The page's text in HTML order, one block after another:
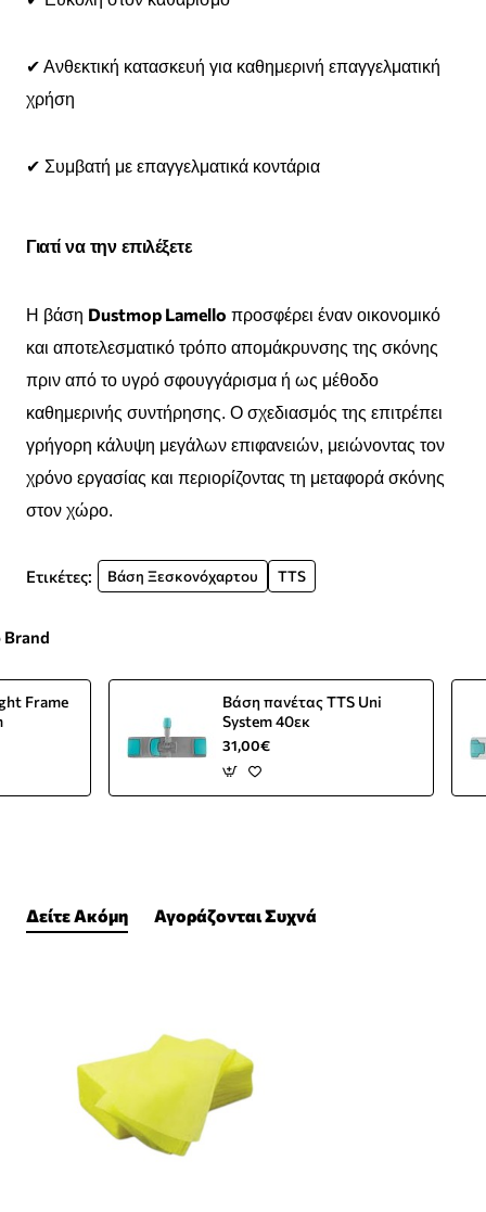
✔ Ανθεκτική κατασκευή για καθημερινή επαγγελματική
χρήση
✔ Συμβατή με επαγγελματικά κοντάρια
Γιατί να την επιλέξετε
Η βάση Dustmop Lamello προσφέρει έναν οικονομικό
και αποτελεσματικό τρόπο απομάκρυνσης της σκόνης
πριν από το υγρό σφουγγάρισμα ή ως μέθοδο
καθημερινής συντήρησης. Ο σχεδιασμός της επιτρέπει
γρήγορη κάλυψη μεγάλων επιφανειών, μειώνοντας τον
χρόνο εργασίας και περιορίζοντας τη μεταφορά σκόνης
στον χώρο.
Ετικέτες: Βάση Ξεσκονόχαρτου TTS
Brand
Frame
Βάση πανέτας TTS Uni
System 40εκ
31,00€
Δείτε Ακόμη Αγοράζονται Συχνά